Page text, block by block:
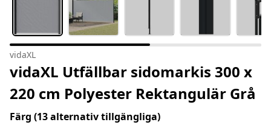
vidaXL
vidaXL Utfällbar sidomarkis 300 x
220 cm Polyester Rektangulär Grå
Färg (13 alternativ tillgängliga)